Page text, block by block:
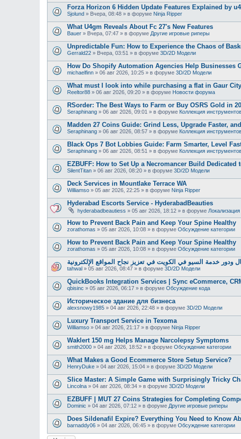
Forza Horizon 6 Hidden Update Features Explained by
Sjolund » Вчера, 08:48 » в форуме Ninja Ripper
What U4gm Reveals About Fc 27's New Features
Bauer » Вчера, 07:47 » в форуме Другие игровые риперы
Unpredictable Fun: How to Experience the Chaos of
Gerrald22 » Вчера, 03:51 » в форуме 3D/2D Модели
How Do Shopify Automation Agencies Help Businesses
michaelfinn » 06 авг 2026, 10:25 » в форуме 3D/2D Модели
What must I look into while purchasing a flat in Gaur
Reeltor88 » 06 авг 2026, 09:20 » в форуме Новости форума
RSorder: The Best Ways to Farm or Buy OSRS Gold in
Seraphinang » 06 авг 2026, 09:01 » в форуме Коллекция
Madden 27 Coins Guide: Grind Less, Upgrade Faster,
Seraphinang » 06 авг 2026, 08:57 » в форуме Коллекция
Black Ops 7 Bot Lobbies Guide: Farm Smarter, Level
Seraphinang » 06 авг 2026, 08:51 » в форуме Коллекция
EZBUFF: How to Set Up a Necromancer Build Dedicated
SilentTitan » 06 авг 2026, 08:20 » в форуме 3D/2D Модели
Deck Services in Mountlake Terrace WA
Williamso » 05 авг 2026, 22:25 » в форуме Ninja Ripper
Hyderabad Escorts Service - HyderabadBeauties
hyderabadbeautiess » 05 авг 2026, 18:12 » в форуме Локализация
How to Prevent Back Pain and Keep Your Spine Healthy
zorathomas » 05 авг 2026, 10:08 » в форуме Обсуждение категории
How to Prevent Back Pain and Keep Your Spine Healthy
zorathomas » 05 авг 2026, 10:08 » в форуме Обсуждение категории
ودور خدمة السيو في الكويت في تعزيز نجاح المواقع الإلكترونية
tahwal » 05 авг 2026, 08:47 » в форуме 3D/2D Модели
QuickBooks Integration Services | Sync eCommerce,
qbisinc » 05 авг 2026, 06:17 » в форуме Обсуждение кода
Историческое здание для бизнеса
alexsnowy1985 » 04 авг 2026, 22:48 » в форуме 3D/2D Модели
Luxury Transport Service in Texoma
Williamso » 04 авг 2026, 21:17 » в форуме Ninja Ripper
Waklert 150 mg Helps Manage Narcolepsy Symptoms
smith2000 » 04 авг 2026, 18:52 » в форуме Обсуждение категории
What Makes a Good Ecommerce Store Setup Service?
HenryDuke » 04 авг 2026, 15:04 » в форуме 3D/2D Модели
Slice Master: A Simple Game with Surprisingly Tricky
Lincolna » 04 авг 2026, 08:34 » в форуме 3D/2D Модели
EZBUFF | MUT 27 Coins Strategies for Completing
Dominic » 04 авг 2026, 07:12 » в форуме Другие игровые риперы
Does Sildenafil Expire? Everything You Need to Know
barnaddy06 » 04 авг 2026, 06:45 » в форуме Обсуждение категории